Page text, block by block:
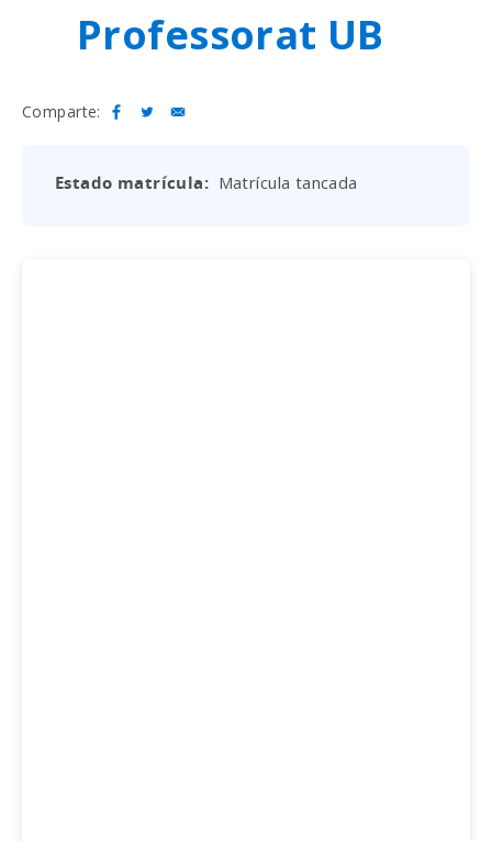
Professorat UB
Comparte:
Estado matrícula Matrícula tancada